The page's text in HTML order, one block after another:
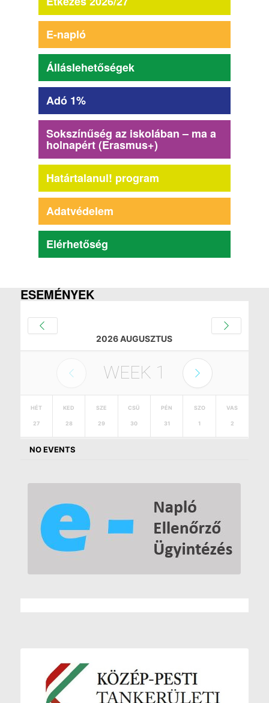
E-napló
Álláslehetőségek
Adó 1%
Sokszínűség az iskolában – ma a
holnapért (Erasmus+)
Határtalanul! program
Adatvédelem
Elérhetőség
ESEMÉNYEK
2026 AUGUSZTUS
WEEK 1
HÉT
27
KED
28
SZE
29
CSÜ
30
PÉN
31
SZO
1
VAS
2
NO EVENTS